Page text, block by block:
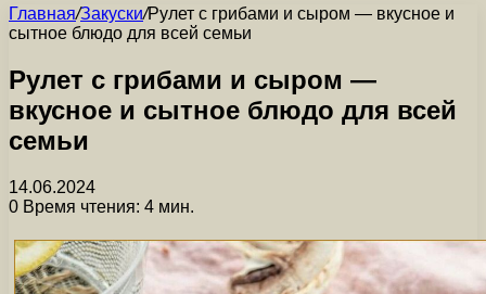
Главная/Закуски/Рулет с грибами и сыром — вкусное и
сытное блюдо для всей семьи
Рулет с грибами и сыром —
вкусное и сытное блюдо для всей
семьи
14.06.2024
0 Время чтения: 4 мин.